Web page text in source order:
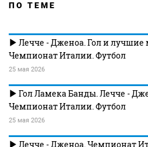
ПО ТЕМЕ
Лечче - Дженоа. Гол и
Чемпионат Италии. Футбол
25 мая 2026
Гол Ламека Банды. Лечче -
Чемпионат Италии. Футбол
25 мая 2026
Лечче - Дженоа. Чемпионат